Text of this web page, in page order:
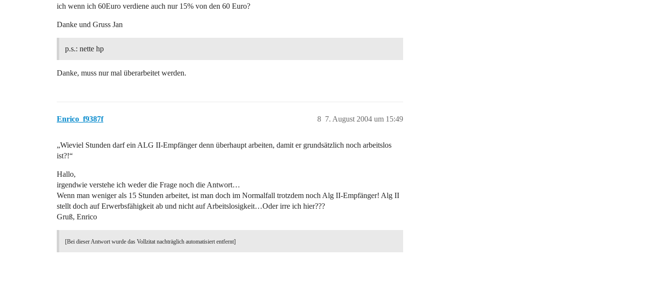
ich wenn ich 60Euro verdiene auch nur 15% von den 60 Euro?
Danke und Gruss Jan
p.s.: nette hp
Danke, muss nur mal überarbeitet werden.
Enrico_f9387f 7. August 2004 um 15:49
8
„Wieviel Stunden darf ein ALG II-Empfänger denn überhaupt arbeiten, damit er grundsätzlich noch arbeitslos
ist?!“
Hallo,
irgendwie verstehe ich weder die Frage noch die Antwort…
Wenn man weniger als 15 Stunden arbeitet, ist man doch im Normalfall trotzdem noch Alg II-Empfänger! Alg II
stellt doch auf Erwerbsfähigkeit ab und nicht auf Arbeitslosigkeit…Oder irre ich hier???
Gruß, Enrico
[Bei dieser Antwort wurde das Vollzitat nachträglich automatisiert entfernt]